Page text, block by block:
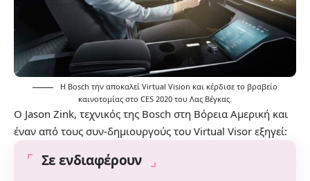
Η Bosch την αποκαλεί Virtual Vision και κέρδισε το βραβείο
καινοτομίας στο CES 2020 του Λας Βέγκας.
Ο Jason Zink, τεχνικός της Bosch στη Βόρεια Αμερική και
έναν από τους συν-δημιουργούς του Virtual Visor εξηγεί:
Σε ενδιαφέρουν